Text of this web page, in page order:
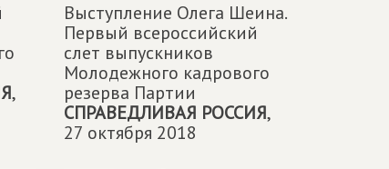
,
Выступление Олега Шеина.
Первый всероссийский
слет выпускников
Молодежного кадрового
резерва Партии
СПРАВЕДЛИВАЯ РОССИЯ,
27 октября 2018